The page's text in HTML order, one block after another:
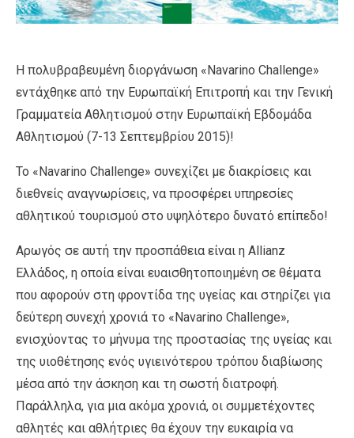
Η πολυβραβευμένη διοργάνωση «Navarino Challenge»
εντάχθηκε από την Ευρωπαϊκή Επιτροπή και την Γενική
Γραμματεία Αθλητισμού στην Ευρωπαϊκή Εβδομάδα
Αθλητισμού (7-13 Σεπτεμβρίου 2015)!
Το «Navarino Challenge» συνεχίζει με διακρίσεις και
διεθνείς αναγνωρίσεις, να προσφέρει υπηρεσίες
αθλητικού τουρισμού στο υψηλότερο δυνατό επίπεδο!
Αρωγός σε αυτή την προσπάθεια είναι η Allianz
Ελλάδος, η οποία είναι ευαισθητοποιημένη σε θέματα
που αφορούν στη φροντίδα της υγείας και στηρίζει για
δεύτερη συνεχή χρονιά το «Navarino Challenge»,
ενισχύοντας το μήνυμα της προστασίας της υγείας και
της υιοθέτησης ενός υγιεινότερου τρόπου διαβίωσης
μέσα από την άσκηση και τη σωστή διατροφή.
Παράλληλα, για μια ακόμα χρονιά, οι συμμετέχοντες
αθλητές και αθλήτριες θα έχουν την ευκαιρία να